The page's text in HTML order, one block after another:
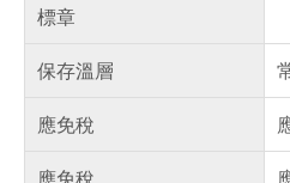
標章
保存溫層
應免稅
應免稅